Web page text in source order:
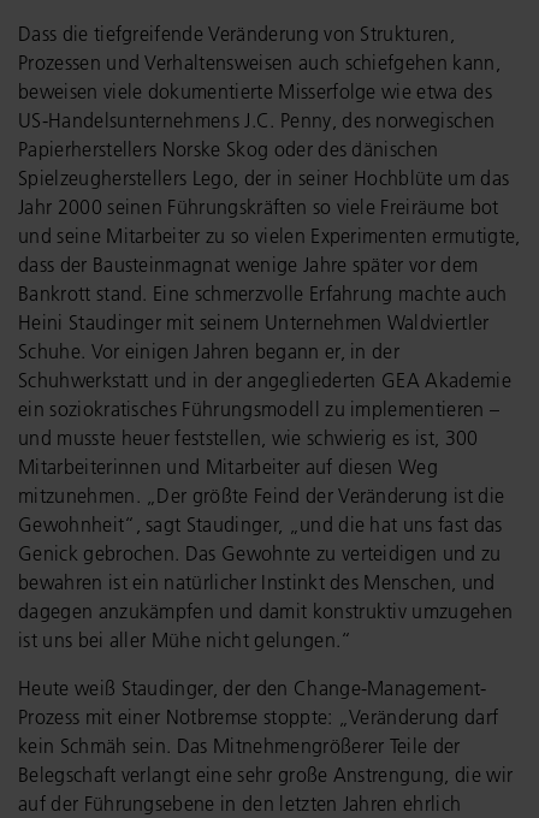
Dass die tiefgreifende Veränderung von Strukturen,
Prozessen und Verhaltensweisen auch schiefgehen kann,
beweisen viele dokumentierte Misserfolge wie etwa des
US-Handelsunternehmens J.C. Penny, des norwegischen
Papierherstellers Norske Skog oder des dänischen
Spielzeugherstellers Lego, der in seiner Hochblüte um das
Jahr 2000 seinen Führungskräften so viele Freiräume bot
und seine Mitarbeiter zu so vielen Experimenten ermutigte,
dass der Bausteinmagnat wenige Jahre später vor dem
Bankrott stand. Eine schmerzvolle Erfahrung machte auch
Heini Staudinger mit seinem Unternehmen Waldviertler
Schuhe. Vor einigen Jahren begann er, in der
Schuhwerkstatt und in der angegliederten GEA Akademie
ein soziokratisches Führungsmodell zu implementieren –
und musste heuer feststellen, wie schwierig es ist, 300
Mitarbeiterinnen und Mitarbeiter auf diesen Weg
mitzunehmen. „Der größte Feind der Veränderung ist die
Gewohnheit“, sagt Staudinger, „und die hat uns fast das
Genick gebrochen. Das Gewohnte zu verteidigen und zu
bewahren ist ein natürlicher Instinkt des Menschen, und
dagegen anzukämpfen und damit konstruktiv umzugehen
ist uns bei aller Mühe nicht gelungen.“
Heute weiß Staudinger, der den Change-Management-
Prozess mit einer Notbremse stoppte: „Veränderung darf
kein Schmäh sein. Das Mitnehmengrößerer Teile der
Belegschaft verlangt eine sehr große Anstrengung, die wir
auf der Führungsebene in den letzten Jahren ehrlich